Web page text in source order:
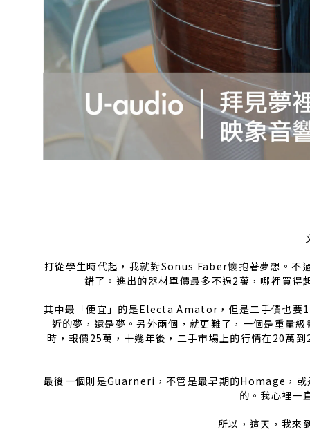
打從學生時代起，我就對Sonus Faber懷抱著夢想。不
錯了。進出的器材單價最多不過2萬，哪裡買
其中最「便宜」的是Electa Amator，但是二手價也要
近的夢，還是夢。另外兩個，就更難了，一個是重量
時，報價25萬，十幾年後，二手市場上的行情在20萬
最後一個則是Guarneri，不管是最早期的Homage，或
的。我心裡一
所以，這天，我來